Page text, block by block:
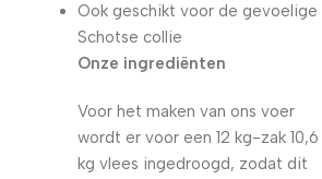
Ook geschikt voor de gevoelige
Schotse collie
Onze ingrediënten
Voor het maken van ons voer
wordt er voor een 12 kg-zak 10,6
kg vlees ingedroogd, zodat dit